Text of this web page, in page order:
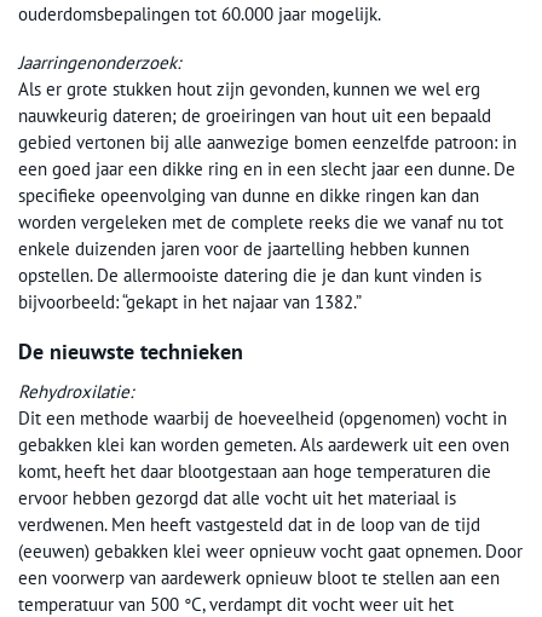
ouderdomsbepalingen tot 60.000 jaar mogelijk.
Jaarringenonderzoek:
Als er grote stukken hout zijn gevonden, kunnen we wel erg
nauwkeurig dateren; de groeiringen van hout uit een bepaald
gebied vertonen bij alle aanwezige bomen eenzelfde patroon: in
een goed jaar een dikke ring en in een slecht jaar een dunne. De
specifieke opeenvolging van dunne en dikke ringen kan dan
worden vergeleken met de complete reeks die we vanaf nu tot
enkele duizenden jaren voor de jaartelling hebben kunnen
opstellen. De allermooiste datering die je dan kunt vinden is
bijvoorbeeld: “gekapt in het najaar van 1382.”
De nieuwste technieken
Rehydroxilatie:
Dit een methode waarbij de hoeveelheid (opgenomen) vocht in
gebakken klei kan worden gemeten. Als aardewerk uit een oven
komt, heeft het daar blootgestaan aan hoge temperaturen die
ervoor hebben gezorgd dat alle vocht uit het materiaal is
verdwenen. Men heeft vastgesteld dat in de loop van de tijd
(eeuwen) gebakken klei weer opnieuw vocht gaat opnemen. Door
een voorwerp van aardewerk opnieuw bloot te stellen aan een
temperatuur van 500 °C, verdampt dit vocht weer uit het